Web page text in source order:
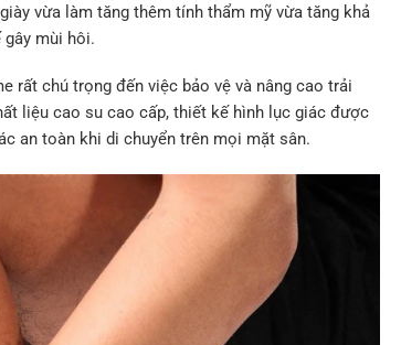
vừa làm tăng thêm tính thẩm mỹ vừa tăng khả
gây mùi hôi.
rất chú trọng đến việc bảo vệ và nâng cao trải
liệu cao su cao cấp, thiết kế hình lục giác được
an toàn khi di chuyển trên mọi mặt sân.